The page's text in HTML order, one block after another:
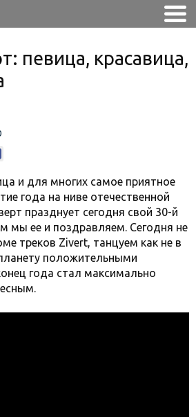
певица, красавица,
и для многих самое приятное
года на ниве отечественной
празднует сегодня свой 30-й
мы ее и поздравляем. Сегодня не
треков Zivert, танцуем как не в
положительными
года стал максимально